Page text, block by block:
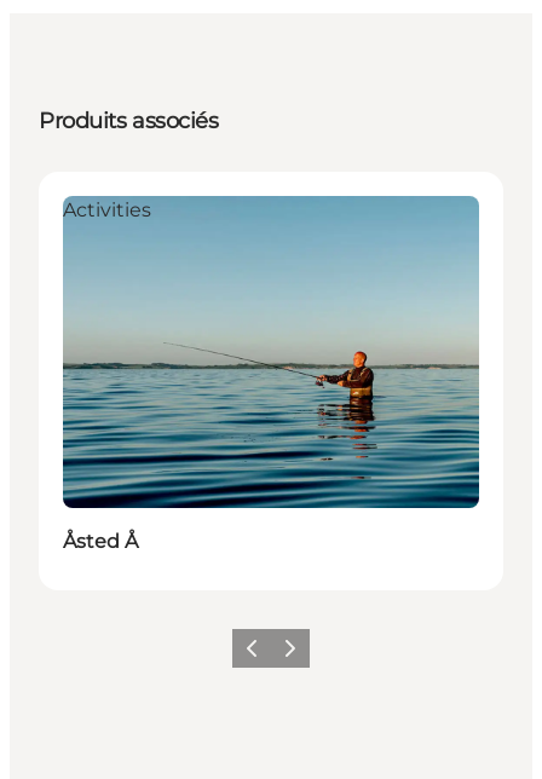
Produits associés
Activities
Åsted Å
PrécédentSuivant